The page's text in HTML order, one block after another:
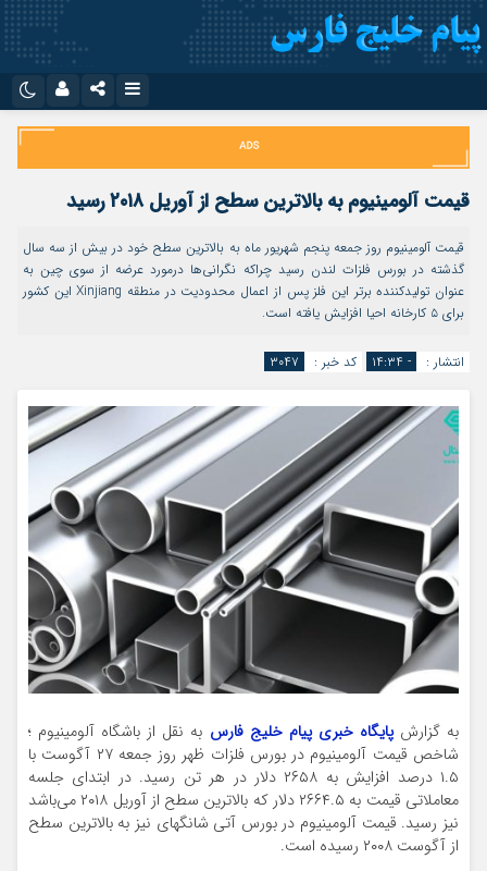
اینستاگرام
تلگرام
سروش
ایتا
آپارات
اپلیکیشن
نام کاربری یا نشانی ایمیل
رمز عبور
مرا به خاطر بسپار
قیمت آلومینیوم به بالاترین سطح از آوریل ۲۰۱۸ رسید
قیمت آلومینیوم روز جمعه پنجم شهریور ماه به بالاترین سطح خود در بیش از سه سال
گذشته در بورس فلزات لندن رسید چراکه نگرانی‌ها درمورد عرضه از سوی چین به
عنوان تولیدکننده برتر این فلز پس از اعمال محدودیت در منطقه Xinjiang این کشور
برای ۵ کارخانه احیا افزایش یافته است.
انتشار : - ۱۴:۳۴ کد خبر : ۳۰۴۷
به گزارشپایگاه خبری پیام خلیج فارس به نقل از باشگاه آلومینیوم ؛
شاخص قیمت آلومینیوم در بورس فلزات ظهر روز جمعه ۲۷ آگوست با
۱.۵ درصد افزایش به ۲۶۵۸ دلار در هر تن رسید. در ابتدای جلسه
معاملاتی قیمت به ۲۶۶۴.۵ دلار که بالاترین سطح از آوریل ۲۰۱۸ می‌باشد
نیز رسید. قیمت آلومینیوم در بورس آتی شانگهای نیز به بالاترین سطح
از آگوست ۲۰۰۸ رسیده است.